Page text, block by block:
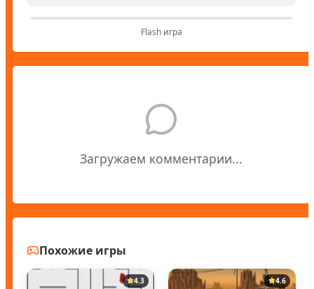
Flash игра
Загружаем комментарии...
Похожие игры
4.3 4.6